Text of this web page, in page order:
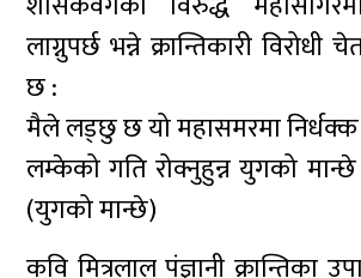
लाग्नुपर्छ भन्ने क्रान्तिकारी विरोधी
छ :
मैले लड्छु छ यो महासमरमा निर्धक्क
लम्केको गति रोक्नुहुन्न युगको
(युगको मान्छे)
कवि मित्रलाल पंज्ञानी क्रान्तिका